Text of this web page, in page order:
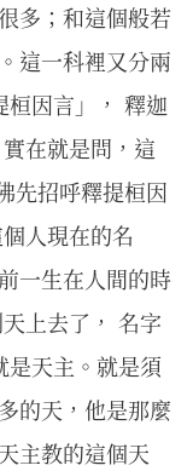
多；和這個般若
這一科裡又分兩
因言」， 釋迦
在就是問，這
先招呼釋提桓因
人現在的名
一生在人間的時
上去了， 名字
是天主。就是須
的天，他是那麼
主教的這個天